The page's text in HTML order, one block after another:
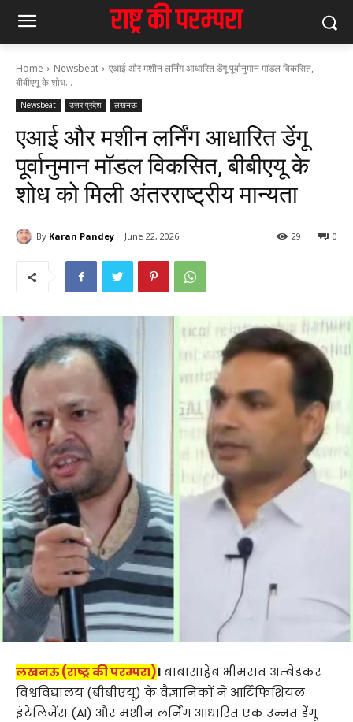
Home Newsbeat
एआई और मशीन लर्निंग आधारित डेंगू पूर्वानुमान मॉडल विकसित,
बीबीएयू के शोध...
Newsbeat उत्तर प्रदेश लखनऊ
एआई और मशीन लर्निंग आधारित डेंगू
पूर्वानुमान मॉडल विकसित, बीबीएयू के
शोध को मिली अंतरराष्ट्रीय मान्यता
By Karan Pandey June 22, 2026 0
29
लखनऊ (राष्ट्र की परम्परा)।बाबासाहेब भीमराव अम्बेडकर
विश्वविद्यालय (बीबीएयू) के वैज्ञानिकों ने आर्टिफिशियल
इंटेलिजेंस (AI) और मशीन लर्निंग आधारित एक उन्नत डेंगू